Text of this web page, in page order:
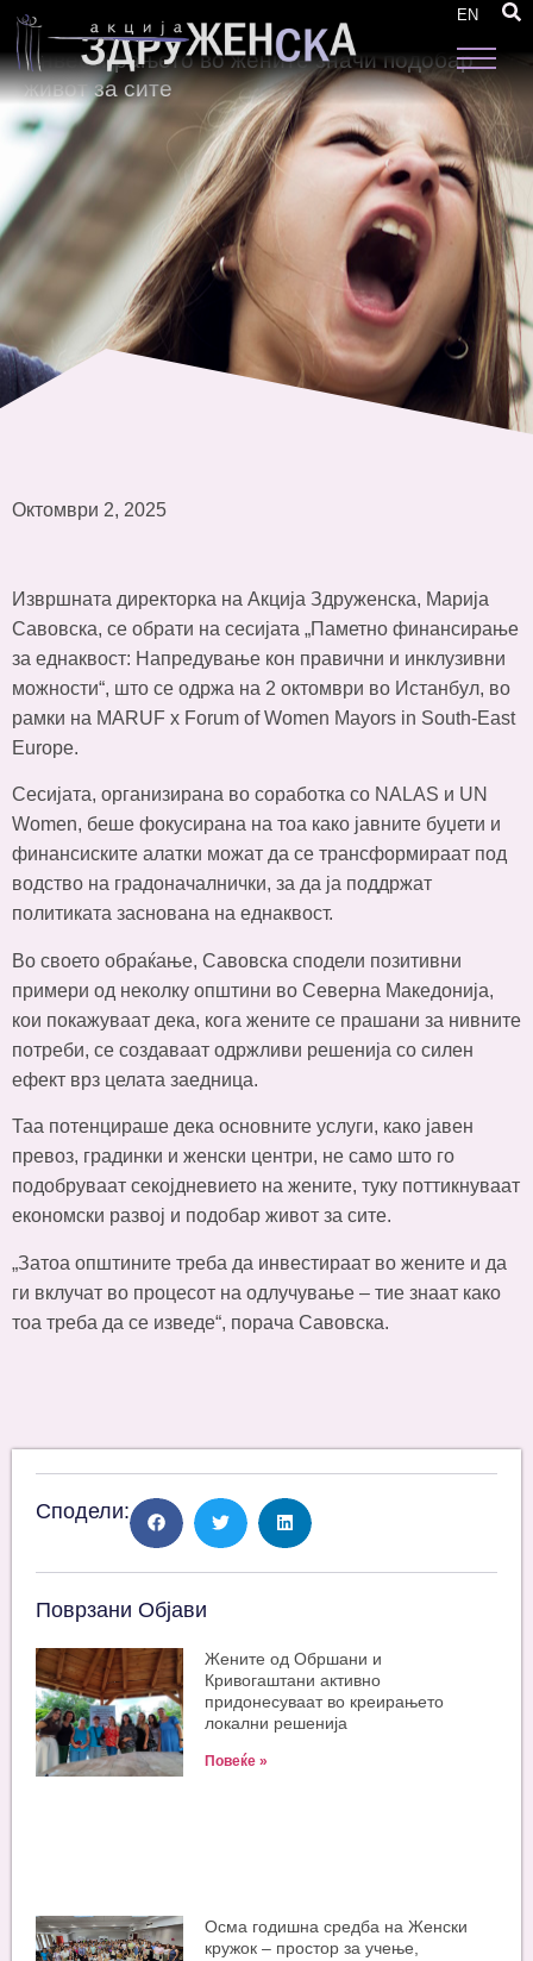
EN
Forum of Women Mayors во Истанбул:
Инвестирањето во жените значи подобар
живот за сите
Октомври 2, 2025
Извршната директорка на Акција Здруженска, Марија
Савовска, се обрати на сесијата „Паметно финансирање
за еднаквост: Напредување кон правични и инклузивни
можности“, што се одржа на 2 октомври во Истанбул, во
рамки на MARUF x Forum of Women Mayors in South-East
Europe.
Сесијата, организирана во соработка со NALAS и UN
Women, беше фокусирана на тоа како јавните буџети и
финансиските алатки можат да се трансформираат под
водство на градоначалнички, за да ја поддржат
политиката заснована на еднаквост.
Во своето обраќање, Савовска сподели позитивни
примери од неколку општини во Северна Македонија,
кои покажуваат дека, кога жените се прашани за нивните
потреби, се создаваат одржливи решенија со силен
ефект врз целата заедница.
Таа потенцираше дека основните услуги, како јавен
превоз, градинки и женски центри, не само што го
подобруваат секојдневието на жените, туку поттикнуваат
економски развој и подобар живот за сите.
„Затоа општините треба да инвестираат во жените и да
ги вклучат во процесот на одлучување – тие знаат како
тоа треба да се изведе“, порача Савовска.
Сподели:
Поврзани Објави
Жените од Обршани и
Кривогаштани активно
придонесуваат во креирањето
локални решенија
Повеќе »
Oсма годишна средба на Женски
кружок – простор за учење,